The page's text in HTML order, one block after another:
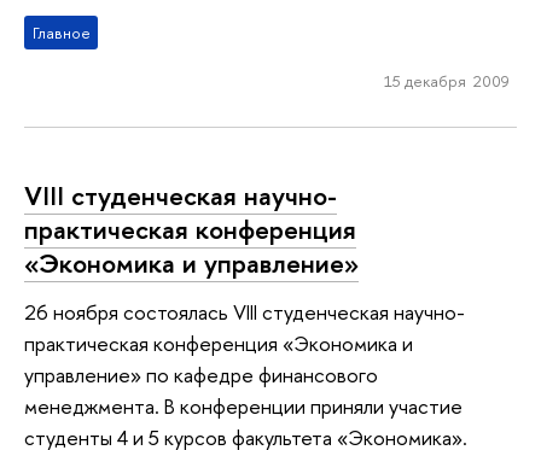
Главное
15 декабря 2009
VIII студенческая научно-
практическая конференция
«Экономика и управление»
26 ноября состоялась VIII студенческая научно-
практическая конференция «Экономика и
управление» по кафедре финансового
менеджмента. В конференции приняли участие
студенты 4 и 5 курсов факультета «Экономика».